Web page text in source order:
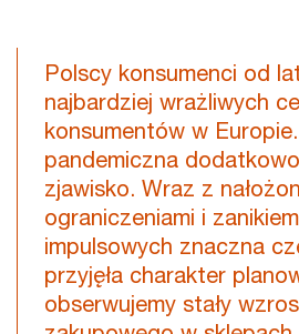
Polscy konsumenci od
najbardziej wrażliwych
konsumentów w
pandemiczna
zjawisko. Wraz z
ograniczeniami i
impulsowych znaczna
przyjęła charakter
obserwujemy stały